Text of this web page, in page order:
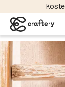
Über